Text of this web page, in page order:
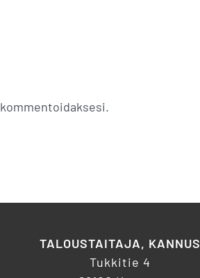
kommentoidaksesi.
TALOUSTAITAJA, KANNUS
Tukkitie 4